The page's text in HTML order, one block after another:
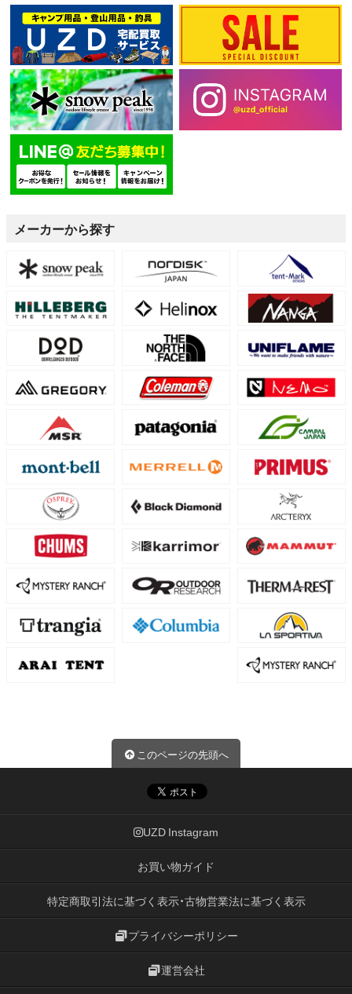
メーカーから探す
このページの先頭へ
UZD Instagram
お買い物ガイド
特定商取引法に基づく表示・古物営業法に基づく表示
プライバシーポリシー
運営会社